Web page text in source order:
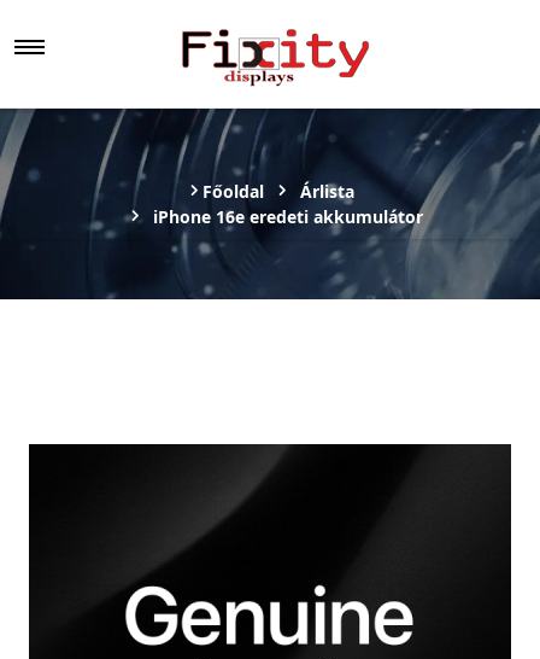
Főoldal
Árlista
iPhone 16e eredeti akkumulátor